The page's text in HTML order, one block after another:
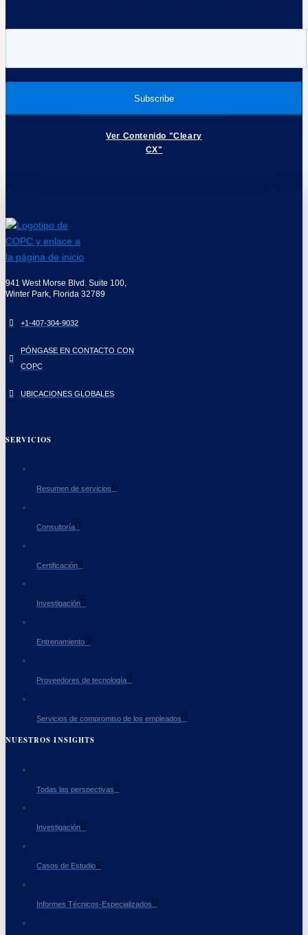
Ver Contenido "Cleary
CX"
941 West Morse Blvd. Suite 100,
Winter Park, Florida 32789
+1-407-304-9032
PÓNGASE EN CONTACTO CON
COPC
UBICACIONES GLOBALES
SERVICIOS
Resumen de servicios
Consultoría
Certificación
Investigación
Entrenamiento
Proveedores de tecnología
Servicios de compromiso de los empleados
NUESTROS INSIGHTS
Todas las perspectivas
Investigación
Casos de Estudio
Informes Técnicos-Especializados